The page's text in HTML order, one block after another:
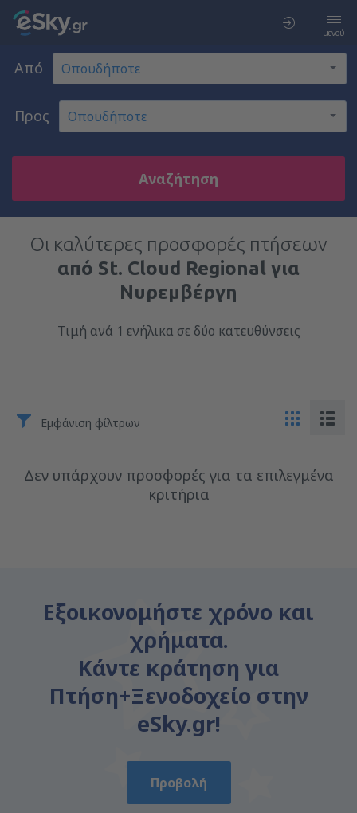
μενού
Από
Προς
Αναζήτηση
Οι καλύτερες προσφορές πτήσεων
από St. Cloud Regional για
Νυρεμβέργη
Τιμή ανά 1 ενήλικα σε δύο κατευθύνσεις
Εμφάνιση φίλτρων
Δεν υπάρχουν προσφορές για τα επιλεγμένα
κριτήρια
Εξοικονομήστε χρόνο και
χρήματα.
Κάντε κράτηση για
Πτήση+Ξενοδοχείο στην
eSky.gr!
Προβολή